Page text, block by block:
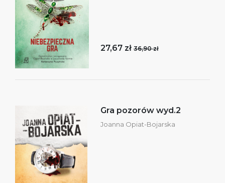
27,67 zł 36,90 zł
Gra pozorów wyd.2
Joanna Opiat-Bojarska